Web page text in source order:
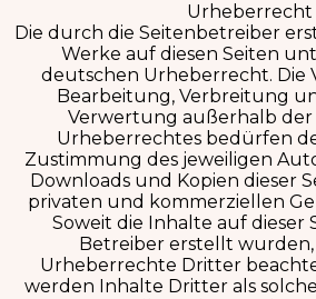
Urheberrecht
Die durch die Seitenbetreiber
Werke auf diesen Seiten
deutschen Urheberrecht. Die
Bearbeitung, Verbreitung
Verwertung außerhalb der
Urheberrechtes bedürfen
Zustimmung des jeweiligen
Downloads und Kopien dieser
privaten und kommerziellen
Soweit die Inhalte auf dieser
Betreiber erstellt
Urheberrechte Dritter
werden Inhalte Dritter als